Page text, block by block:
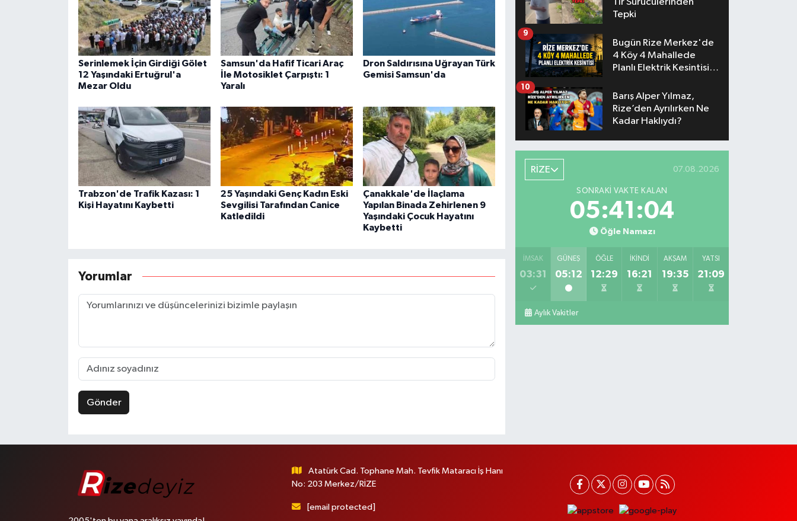
Serinlemek İçin Girdiği Gölet
12 Yaşındaki Ertuğrul'a
Mezar Oldu
Samsun'da Hafif Ticari Araç
İle Motosiklet Çarpıştı: 1
Yaralı
Dron Saldırısına Uğrayan Türk
Gemisi Samsun'da
Trabzon'de Trafik Kazası: 1
Kişi Hayatını Kaybetti
25 Yaşındaki Genç Kadın Eski
Sevgilisi Tarafından Canice
Katledildi
Çanakkale'de İlaçlama
Yapılan Binada Zehirlenen 9
Yaşındaki Çocuk Hayatını
Kaybetti
Yorumlar
Gönder
Tır Sürücülerinden
Tepki
Bugün Rize Merkez'de
4 Köy 4 Mahallede
Planlı Elektrik Kesintisi
9
Barış Alper Yılmaz,
Rize’den Ayrılırken Ne
Kadar Haklıydı?
10
RİZE 07.08.2026
SONRAKI VAKTE KALAN
05:41:03
Öğle Namazı
İMSAK
03:31
GÜNEŞ
05:12
ÖĞLE
12:29
İKINDI
16:21
AKŞAM
19:35
YATSI
21:09
Aylık Vakitler
Atatürk Cad. Tophane Mah. Tevfik Mataracı İş Hanı
No: 203 Merkez/RİZE
[email protected]